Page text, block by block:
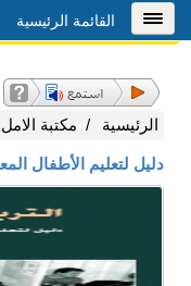
القائمة الرئيسية
الرئيسية مكتبة الامل
دليل لتعليم الأطفال